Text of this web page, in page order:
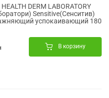
DERM LABORATORY
Sensitive(Сенситив)
успокаивающий 180
В корзину